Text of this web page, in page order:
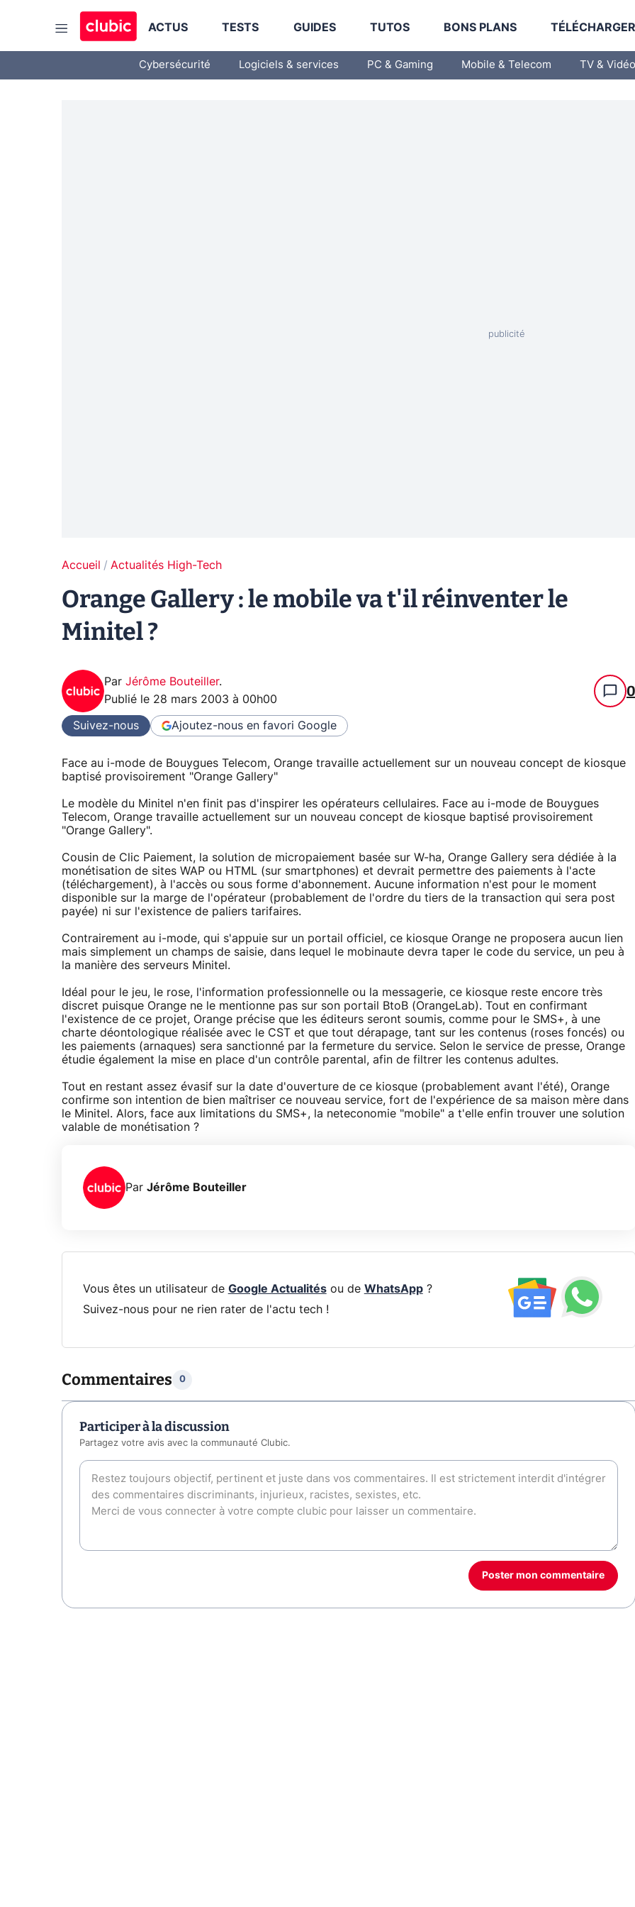
ACTUS TESTS GUIDES TUTOS BONS PLANS
Cybersécurité Logiciels & services PC & Gaming Mobile & Telecom TV & Vidéo
Accueil Actualités High-Tech
Orange Gallery : le mobile va t'il réinventer le
Minitel ?
Par Jérôme Bouteiller.
Publié le 28 mars 2003 à 00h00 0
Suivez-nous Ajoutez-nous en favori Google
Face au i-mode de Bouygues Telecom, Orange travaille actuellement sur un nouveau concept de kiosque
baptisé provisoirement "Orange Gallery"
Le modèle du Minitel n'en finit pas d'inspirer les opérateurs cellulaires. Face au i-mode de Bouygues
Telecom, Orange travaille actuellement sur un nouveau concept de kiosque baptisé provisoirement
"Orange Gallery".
Cousin de Clic Paiement, la solution de micropaiement basée sur W-ha, Orange Gallery sera dédiée à la
monétisation de sites WAP ou HTML (sur smartphones) et devrait permettre des paiements à l'acte
(téléchargement), à l'accès ou sous forme d'abonnement. Aucune information n'est pour le moment
disponible sur la marge de l'opérateur (probablement de l'ordre du tiers de la transaction qui sera post
payée) ni sur l'existence de paliers tarifaires.
Contrairement au i-mode, qui s'appuie sur un portail officiel, ce kiosque Orange ne proposera aucun lien
mais simplement un champs de saisie, dans lequel le mobinaute devra taper le code du service, un peu à
la manière des serveurs Minitel.
Idéal pour le jeu, le rose, l'information professionnelle ou la messagerie, ce kiosque reste encore très
discret puisque Orange ne le mentionne pas sur son portail BtoB (OrangeLab). Tout en confirmant
l'existence de ce projet, Orange précise que les éditeurs seront soumis, comme pour le SMS+, à une
charte déontologique réalisée avec le CST et que tout dérapage, tant sur les contenus (roses foncés) ou
les paiements (arnaques) sera sanctionné par la fermeture du service. Selon le service de presse, Orange
étudie également la mise en place d'un contrôle parental, afin de filtrer les contenus adultes.
Tout en restant assez évasif sur la date d'ouverture de ce kiosque (probablement avant l'été), Orange
confirme son intention de bien maîtriser ce nouveau service, fort de l'expérience de sa maison mère dans
le Minitel. Alors, face aux limitations du SMS+, la neteconomie "mobile" a t'elle enfin trouver une solution
valable de monétisation ?
Par Jérôme Bouteiller
Vous êtes un utilisateur de Google Actualitésou de WhatsApp?
Suivez-nous pour ne rien rater de l'actu tech !
Commentaires 0
Participer à la discussion
Partagez votre avis avec la communauté Clubic.
Poster mon commentaire